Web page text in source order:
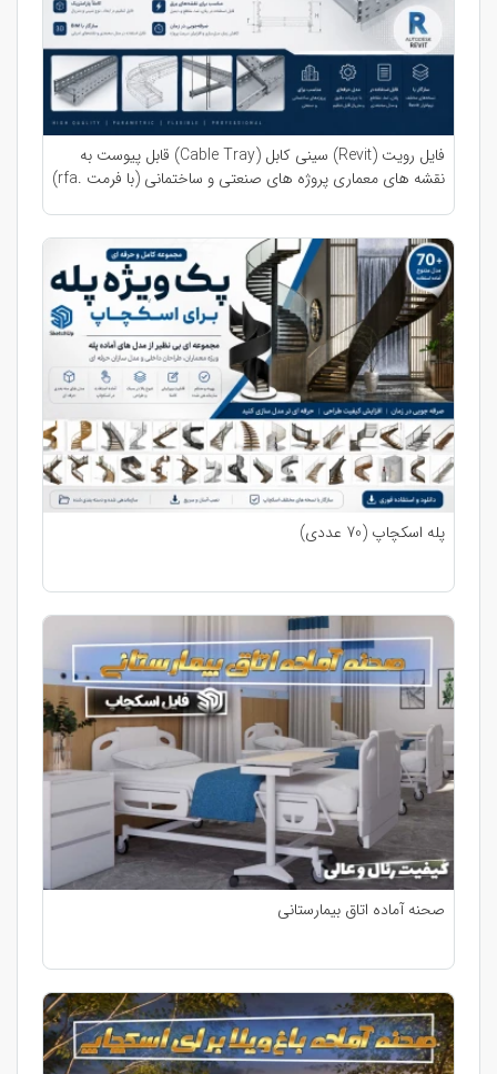
فایل رویت (Revit) سینی کابل (Cable Tray) قابل پیوست به
نقشه های معماری پروژه های صنعتی و ساختمانی (با فرمت .rfa)
پله اسکچاپ (70 عددی)
صحنه آماده اتاق بیمارستانی